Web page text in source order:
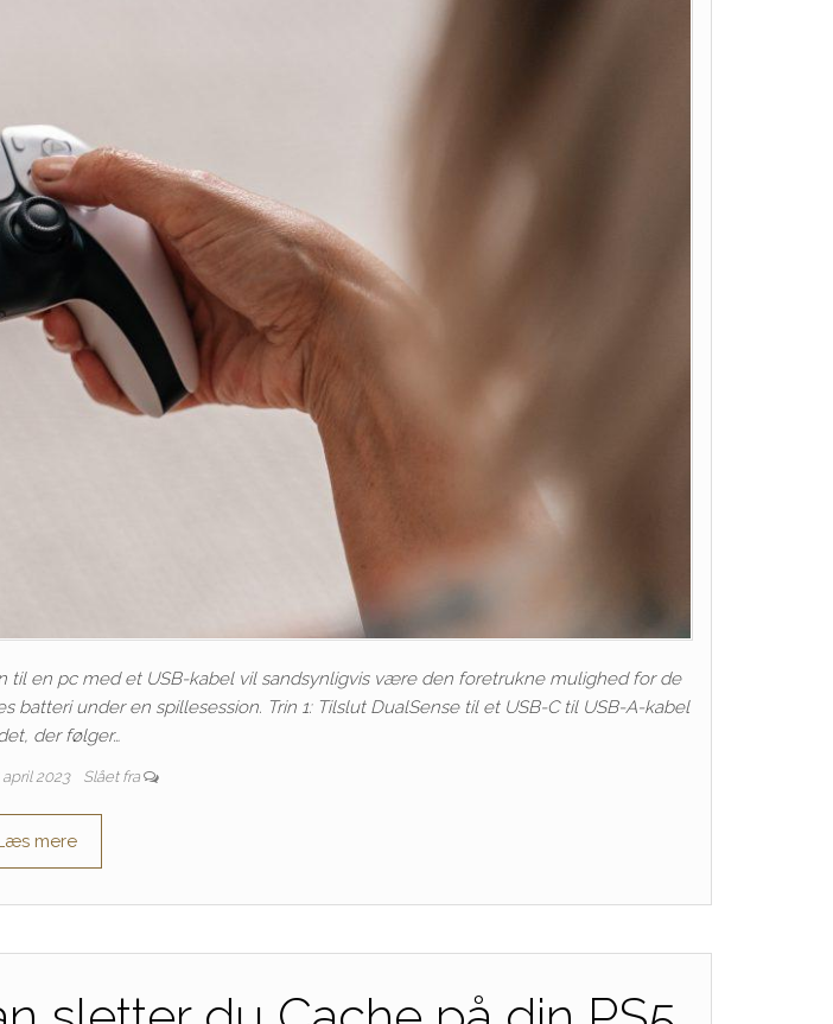
til en pc med et USB-kabel vil sandsynligvis være den foretrukne mulighed for de
under en spillesession. Trin 1: Tilslut DualSense til et USB-C til USB-A-kabel
der følger…
april 2023 Slået fra
mere